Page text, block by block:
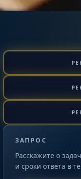
ЗАПРОС
Расскажите о
и сроки ответа в